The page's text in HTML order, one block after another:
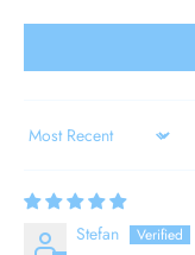
Sort by
Stefan